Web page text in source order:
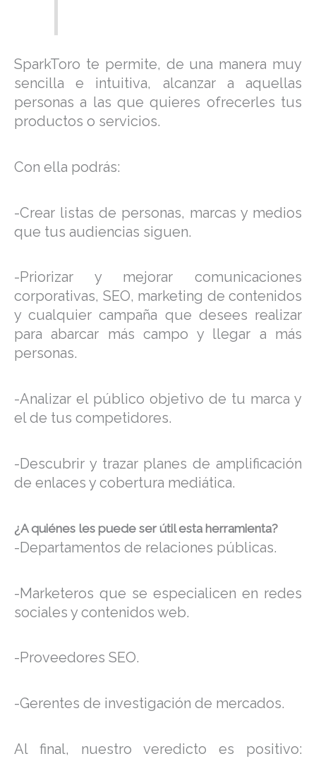
SparkToro te permite, de una manera muy
sencilla e intuitiva, alcanzar a aquellas
personas a las que quieres ofrecerles tus
productos o servicios.
Con ella podrás:
-Crear listas de personas, marcas y medios
que tus audiencias siguen.
-Priorizar y mejorar comunicaciones
corporativas, SEO, marketing de contenidos
y cualquier campaña que desees realizar
para abarcar más campo y llegar a más
personas.
-Analizar el público objetivo de tu marca y
el de tus competidores.
-Descubrir y trazar planes de amplificación
de enlaces y cobertura mediática.
¿A quiénes les puede ser útil esta herramienta?
-Departamentos de relaciones públicas.
-Marketeros que se especialicen en redes
sociales y contenidos web.
-Proveedores SEO.
-Gerentes de investigación de mercados.
Al final, nuestro veredicto es positivo: